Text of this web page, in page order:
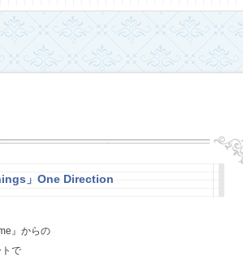
」One Direction
』からの
で